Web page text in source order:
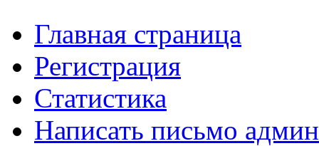
Главная страница
Регистрация
Статистика
Написать письмо